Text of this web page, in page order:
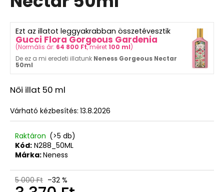
ből
csillag.
Ezt az illatot leggyakrabban összetévesztik
Gucci Flora Gorgeous Gardenia
(Normális ár: 64 800 Ft, méret100 ml)
De ez a mi eredeti illatunk Neness Gorgeous Nectar
50ml
Női illat 50 ml
Várható kézbesítés: 13.8.2026
Raktáron (>5 db)
Kód: N288_50ML
Márka:Neness
5 000 Ft –32 %